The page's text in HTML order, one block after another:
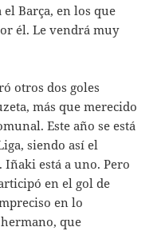
Barça, en los que
él. Le vendrá muy
otros dos goles
más que merecido
Este año se está
siendo así el
está a uno. Pero
en el gol de
en lo
que